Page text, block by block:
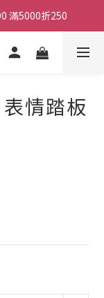
滿5000折250
滿5000折250
滿5000折250
情踏板